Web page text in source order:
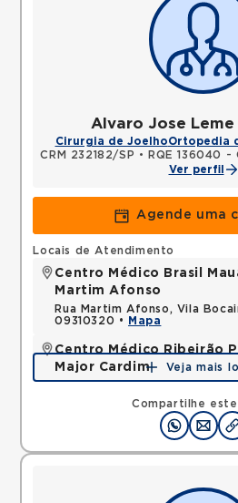
Alvaro Jose
Cirurgia de JoelhoOrtopedia
CRM 232182/SP •
RQE 136040 -
Ver perfil
Agende uma
Compartilhe
Locais de Atendimento
Centro Médico Brasil
Martim Afonso
Rua Martim Afonso, Vila
09310320 •
Mapa
Centro Médico Ribeirão
Major Cardim
Rua Major Cardim, Suissa,
Mapa
Veja mais